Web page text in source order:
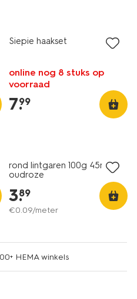
Siepie haakset
online nog 8 stuks op
voorraad
7.
99
rond lintgaren 100g 45m
oudroze
3.
89
€0.09/meter
HEMA winkels